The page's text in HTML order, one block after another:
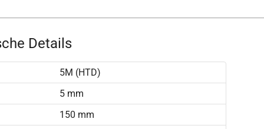
Details
5M (HTD)
5 mm
150 mm